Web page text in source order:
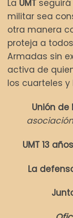
La UMT
militar sea
otra manera
proteja a
Armadas sin
activa de
los cuarteles y
Unión de
UMT 13
La